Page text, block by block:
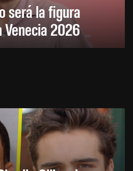
será la figura
Venecia 2026